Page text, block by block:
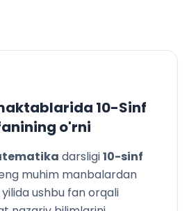
10-Sinf
o'rni
darsligi10-sinf
muhim manbalardan
ushbu fan orqali